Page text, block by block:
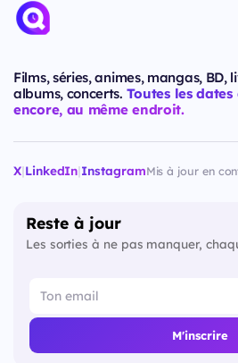
Films, séries, animes, mangas, BD,
albums, concerts. Toutes les
encore, au même endroit.
X|LinkedIn|InstagramMis à jour en
Reste à jour
Les sorties à ne pas manquer,
M'inscrire